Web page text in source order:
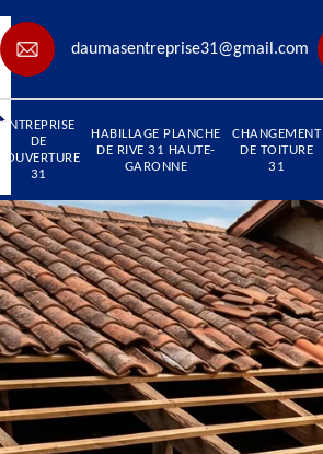
daumasentreprise31@gmail.com
ENTREPRISE
DE
COUVERTURE
31
HABILLAGE PLANCHE
DE RIVE 31 HAUTE-
GARONNE
CHANGEMENT
DE TOITURE
31